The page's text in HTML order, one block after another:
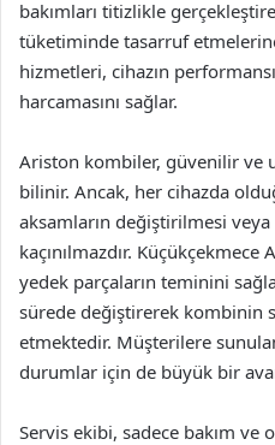
bakımları titizlikle
tüketiminde tasarruf
hizmetleri, cihazın
harcamasını sağlar.
Ariston kombiler, güvenilir ve
bilinir. Ancak, her cihazda
aksamların değiştirilmesi
kaçınılmazdır.
yedek parçaların teminini
sürede değiştirerek kombinin
etmektedir. Müşterilere
durumlar için de büyük bir
Servis ekibi, sadece bakım ve